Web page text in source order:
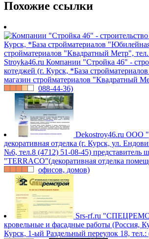
Похожие ссылки
Stroyka46.ru Компании "Стройка 46" -
котеджей (г. Курск, *База
магазин стройматериалов "Квадратный
088-44-36)
Dekostroy46.ru ООО
декоративная отделка (г. Курск, ул.
№6, тел.8 (4712) 51-08-45) представитель
"TERRACO"(декоративная отделка
офисов, домов)
Srs-rf.ru
кровельные и фасадные работы (Россия,
Курск, 1-ый Раздельный переулок 18,